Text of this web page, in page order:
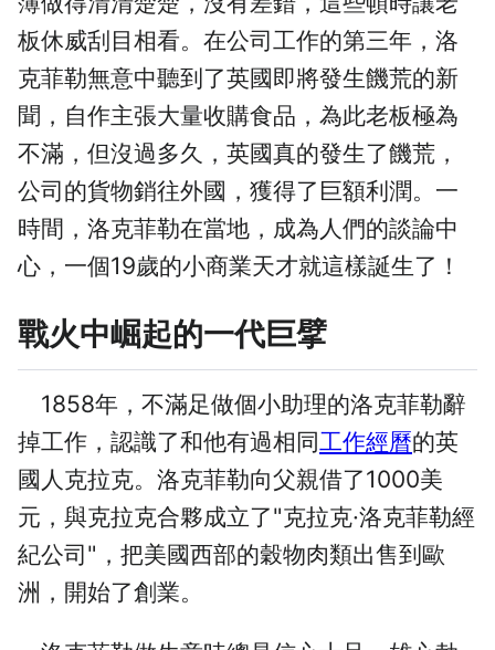
板休威刮目相看。在公司工作的第三年，洛
克菲勒無意中聽到了英國即將發生饑荒的新
聞，自作主張大量收購食品，為此老板極為
不滿，但沒過多久，英國真的發生了饑荒，
公司的貨物銷往外國，獲得了巨額利潤。一
時間，洛克菲勒在當地，成為人們的談論中
心，一個19歲的小商業天才就這樣誕生了！
戰火中崛起的一代巨擘
1858年，不滿足做個小助理的洛克菲勒辭
掉工作，認識了和他有過相同工作經曆的英
國人克拉克。洛克菲勒向父親借了1000美
元，與克拉克合夥成立了"克拉克·洛克菲勒經
紀公司"，把美國西部的穀物肉類出售到歐
洲，開始了創業。